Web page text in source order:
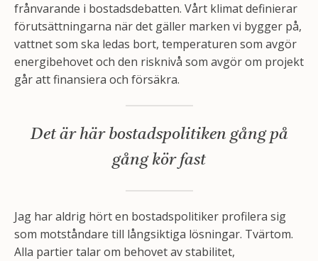
frånvarande i bostadsdebatten. Vårt klimat definierar
förutsättningarna när det gäller marken vi bygger på,
vattnet som ska ledas bort, temperaturen som avgör
energibehovet och den risknivå som avgör om projekt
går att finansiera och försäkra.
Det är här bostadspolitiken gång på
gång kör fast
Jag har aldrig hört en bostadspolitiker profilera sig
som motståndare till långsiktiga lösningar. Tvärtom.
Alla partier talar om behovet av stabilitet,